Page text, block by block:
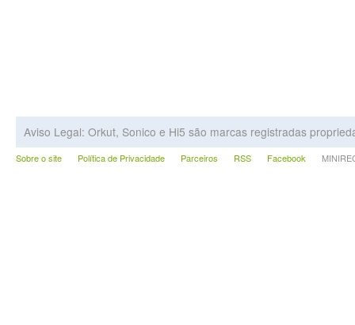
Aviso Legal: Orkut, Sonico e Hi5 são marcas registradas
Sobre o site Política de Privacidade Parceiros RSS Facebook